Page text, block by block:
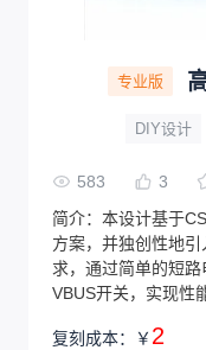
专业版
DIY设计
583 3
简介： 本设计基于
方案，并独创性地
求，通过简单的短
VBUS开关，实现性
复刻成本： ￥ 2